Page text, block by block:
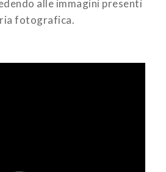
alle immagini presenti
fotografica.